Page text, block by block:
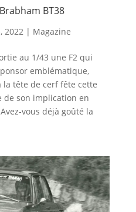
BT38
2022 | Magazine
au 1/43 une F2 qui
emblématique,
la tête de cerf fête cette
de son implication en
vous déjà goûté la